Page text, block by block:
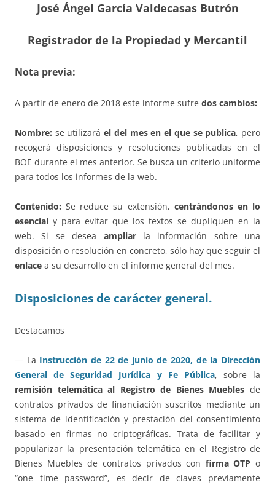
José Ángel García Valdecasas Butrón
Registrador de la Propiedad y Mercantil
Nota previa:
A partir de enero de 2018 este informe sufre dos cambios:
Nombre: se utilizaráel del mes en el que se publica, pero
recogerá disposiciones y resoluciones publicadas en el
BOE durante el mes anterior. Se busca un criterio uniforme
para todos los informes de la web.
Contenido: Se reduce su extensión, centrándonos en lo
esencial y para evitar que los textos se dupliquen en la
web. Si se desea ampliarla información sobre una
disposición o resolución en concreto, sólo hay que seguir el
enlace a su desarrollo en el informe general del mes.
Disposiciones de carácter general.
Destacamos
— La Instrucción de 22 de junio de 2020, de la Dirección
General de Seguridad Jurídica y Fe Pública, sobre la
remisión telemática al Registro de Bienes Muebles de
contratos privados de financiación suscritos mediante un
sistema de identificación y prestación del consentimiento
basado en firmas no criptográficas. Trata de facilitar y
popularizar la presentación telemática en el Registro de
Bienes Muebles de contratos privados con firma OTP o
“one time password”, es decir de claves previamente